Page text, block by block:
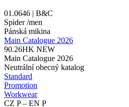
01.0646 | B&C
Spider /men
Pánská mikina
Main Catalogue 2026
90.26HK NEW
Main Catalogue 2026
Neutrální obecný katalog
Standard
Promotion
Workwear
CZ P – EN P